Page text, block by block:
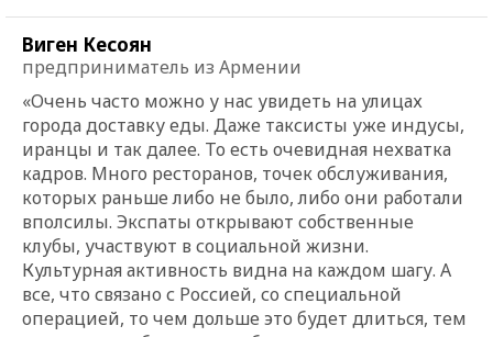
Виген Кесоян
предприниматель из Армении
«Очень часто можно у нас увидеть на улицах
города доставку еды. Даже таксисты уже индусы,
иранцы и так далее. То есть очевидная нехватка
кадров. Много ресторанов, точек обслуживания,
которых раньше либо не было, либо они работали
вполсилы. Экспаты открывают собственные
клубы, участвуют в социальной жизни.
Культурная активность видна на каждом шагу. А
все, что связано с Россией, со специальной
операцией, то чем дольше это будет длиться, тем